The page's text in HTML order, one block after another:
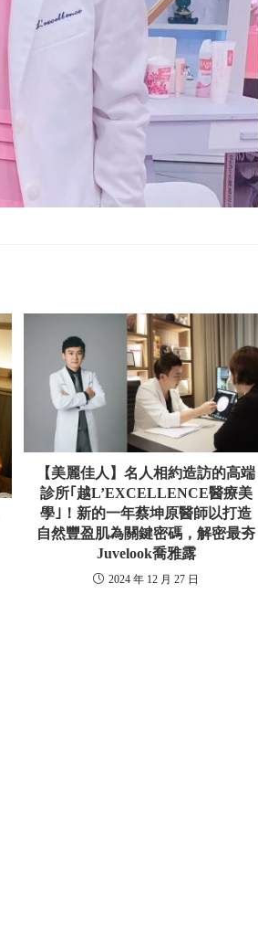
【美麗佳人】名人相約造訪的高端
診所｢越L’EXCELLENCE醫療美
學｣！新的一年蔡坤原醫師以打造
自然豐盈肌為關鍵密碼，解密最夯
Juvelook喬雅露
2024 年 12 月 27 日